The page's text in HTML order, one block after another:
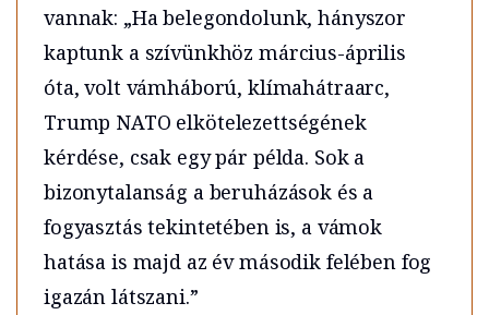
vannak: „Ha belegondolunk, hányszor
kaptunk a szívünkhöz március-április
óta, volt vámháború, klímahátraarc,
Trump NATO elkötelezettségének
kérdése, csak egy pár példa. Sok a
bizonytalanság a beruházások és a
fogyasztás tekintetében is, a vámok
hatása is majd az év második felében fog
igazán látszani.”